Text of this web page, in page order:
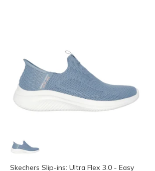
Skechers Slip-ins: Ultra Flex 3.0 - Easy